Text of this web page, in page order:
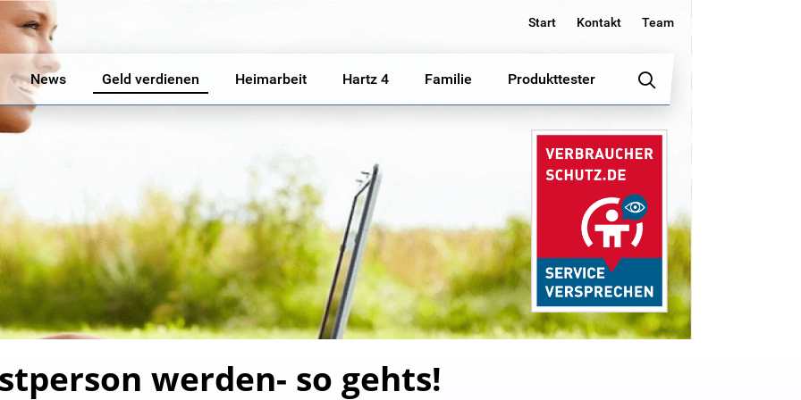
Start Kontakt Team
News Geld verdienen Heimarbeit Hartz 4 Familie Produkttester
werden- so gehts!